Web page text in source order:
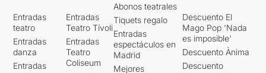
Entradas
teatro
Entradas
danza
Entradas
Entradas
Teatro Tívoli
Entradas
Teatro
Coliseum
Abonos teatrales
Tiquets regalo
Entradas
espectáculos en
Madrid
Mejores
Descuento El
Mago Pop 'Nada
es imposible'
Descuento Ànima
Descuento